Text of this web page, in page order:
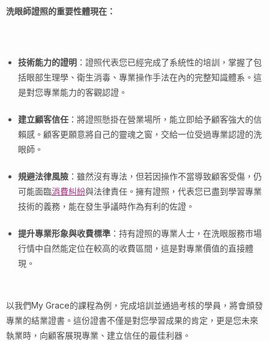
洗眼師證照的重要性體現在：
技術能力的證明 ：證照代表您已經完成了系統性的培訓，掌握了包
括眼部生理學、衛生消毒、專業操作手法在內的完整知識體系。這
是對您專業能力的客觀認證。
建立顧客信任 ：將證照懸掛在營業場所，能立即給予顧客強大的信
賴感。顧客更願意將自己的靈魂之窗，交給一位受過專業認證的洗
眼師。
規避法律風險 ：雖然沒有專法，但若因操作不當導致顧客受傷，仍
可能面臨消費糾紛與法律責任。擁有證照，代表您已盡到學習專業
技術的義務，能在發生爭議時作為有利的佐證。
提升專業形象與收費標準 ：持有證照的專業人士，在洗眼服務市場
行情中自然能定位在較高的收費區間，這是對專業價值的直接體
現。
以我們My Grace的課程為例，完成培訓並通過考核的學員，將會頒發
專業的結業證書。這份證書不僅是對您學習成果的肯定，更是您未來
執業時，向顧客展現專業、建立信任的最佳利器。